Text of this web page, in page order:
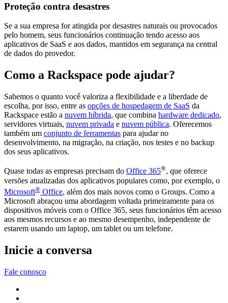
Proteção contra desastres
Se a sua empresa for atingida por desastres naturais ou provocados
pelo homem, seus funcionários continuação tendo acesso aos
aplicativos de SaaS e aos dados, mantidos em segurança na central
de dados do provedor.
Como a Rackspace pode ajudar?
Sabemos o quanto você valoriza a flexibilidade e a liberdade de
escolha, por isso, entre as opções de hospedagem de SaaS da
Rackspace estão a nuvem híbrida, que combina hardware dedicado,
servidores virtuais, nuvem privada e nuvem pública. Oferecemos
também um conjunto de ferramentas para ajudar no
desenvolvimento, na migração, na criação, nos testes e no backup
dos seus aplicativos.
Quase todas as empresas precisam do Office 365®, que oferece
versões atualizadas dos aplicativos populares como, por exemplo, o
Microsoft® Office, além dos mais novos como o Groups. Como a
Microsoft abraçou uma abordagem voltada primeiramente para os
dispositivos móveis com o Office 365, seus funcionários têm acesso
aos mesmos recursos e ao mesmo desempenho, independente de
estarem usando um laptop, um tablet ou um telefone.
Inicie a conversa
Fale conosco